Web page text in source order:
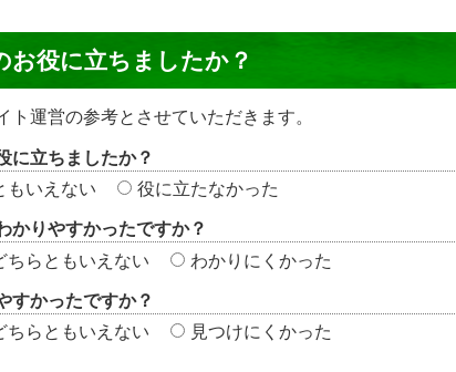
お役に立ちましたか？
ト運営の参考とさせていただきます。
に立ちましたか？
もいえない 役に立たなかった
かりやすかったですか？
ちらともいえない わかりにくかった
すかったですか？
ちらともいえない 見つけにくかった